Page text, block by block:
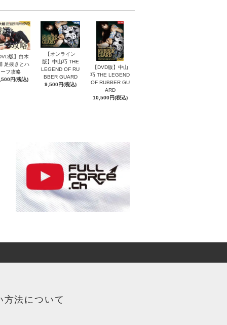
版】白木
足抜きとハ
ーフ攻略
円(税込)
【オンライン
版】中山巧 THE
LEGEND OF RU
BBER GUARD
9,500円(税込)
【DVD版】中山
巧 THE LEGEND
OF RUBBER GU
ARD
10,500円(税込)
方法について